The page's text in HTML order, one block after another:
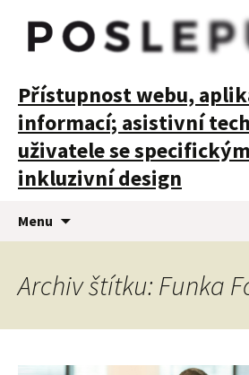
POSLEPU
Přístupnost webu,
informací; asistivní
uživatele se
inkluzivní design
Menu
webu
Archiv štítku: Funka